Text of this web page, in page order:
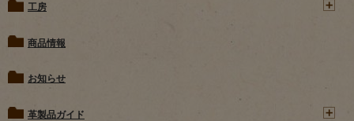
工房
商品情報
お知らせ
革製品ガイド